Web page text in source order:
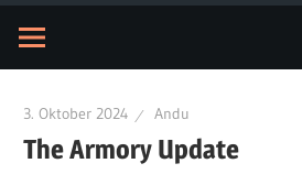
3. Oktober 2024 Andu
The Armory Update